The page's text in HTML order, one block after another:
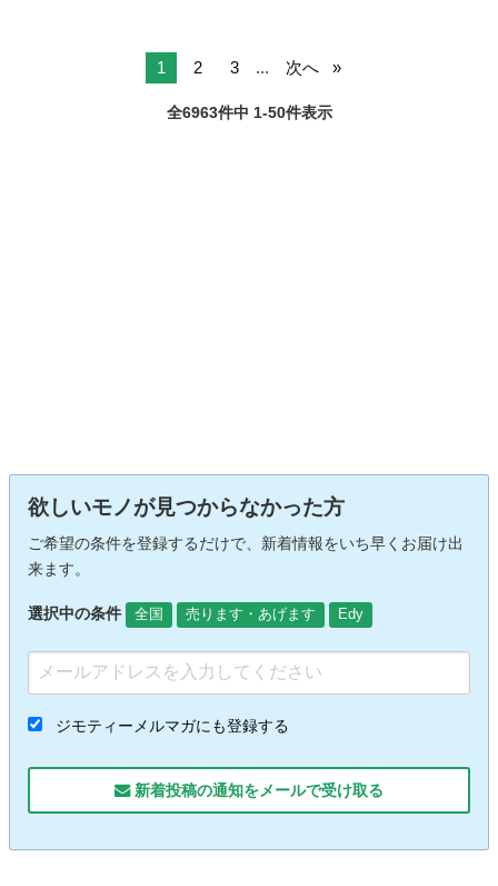
1 2 3 ... 次へ
全6963件中 1-50件表示
欲しいモノが見つからなかった方
ご希望の条件を登録するだけで、新着情報をいち早くお届け出
来ます。
選択中の条件 全国 売ります・あげます Edy
ジモティーメルマガにも登録する
新着投稿の通知をメールで受け取る